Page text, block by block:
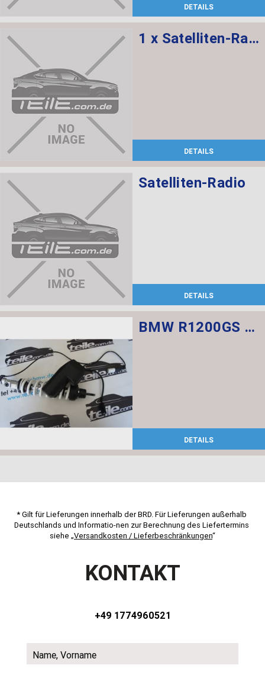
DETAILS
1 x Satelliten-Radio, 1 x Halter DAB-Tuner/SDARS/IBOC
DETAILS
Satelliten-Radio
DETAILS
BMW R1200GS Federbein vorn ESA
DETAILS
* Gilt für Lieferungen innerhalb der BRD. Für Lieferungen außerhalb
Deutschlands und Informatio-nen zur Berechnung des Liefertermins
siehe „Versandkosten / Lieferbeschränkungen“
KONTAKT
+49 1774960521
Name, Vorname